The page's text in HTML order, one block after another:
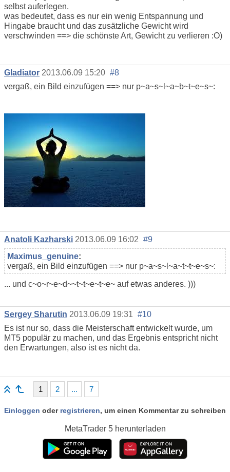
selbst auferlegen.
was bedeutet, dass es nur ein wenig Entspannung und
Hingabe braucht und das zusätzliche Gewicht wird
verschwinden ==> die schönste Art, Gewicht zu verlieren :O)
Gladiator 2013.06.09 15:20 #8
vergaß, ein Bild einzufügen ==> nur p~a~s~l~a~b~t~e~s~:
Anatoli Kazharski 2013.06.09 16:02 #9
Maximus_genuine:
vergaß, ein Bild einzufügen ==> nur p~a~s~l~a~t~t~e~s~:
... und c~o~r~e~d~~t~t~e~t~e~ auf etwas anderes. )))
Sergey Sharutin 2013.06.09 19:31 #10
Es ist nur so, dass die Meisterschaft entwickelt wurde, um
MT5 populär zu machen, und das Ergebnis entspricht nicht
den Erwartungen, also ist es nicht da.
1 2 ... 7
Einloggen oder registrieren, um einen Kommentar zu schreiben
MetaTrader 5herunterladen